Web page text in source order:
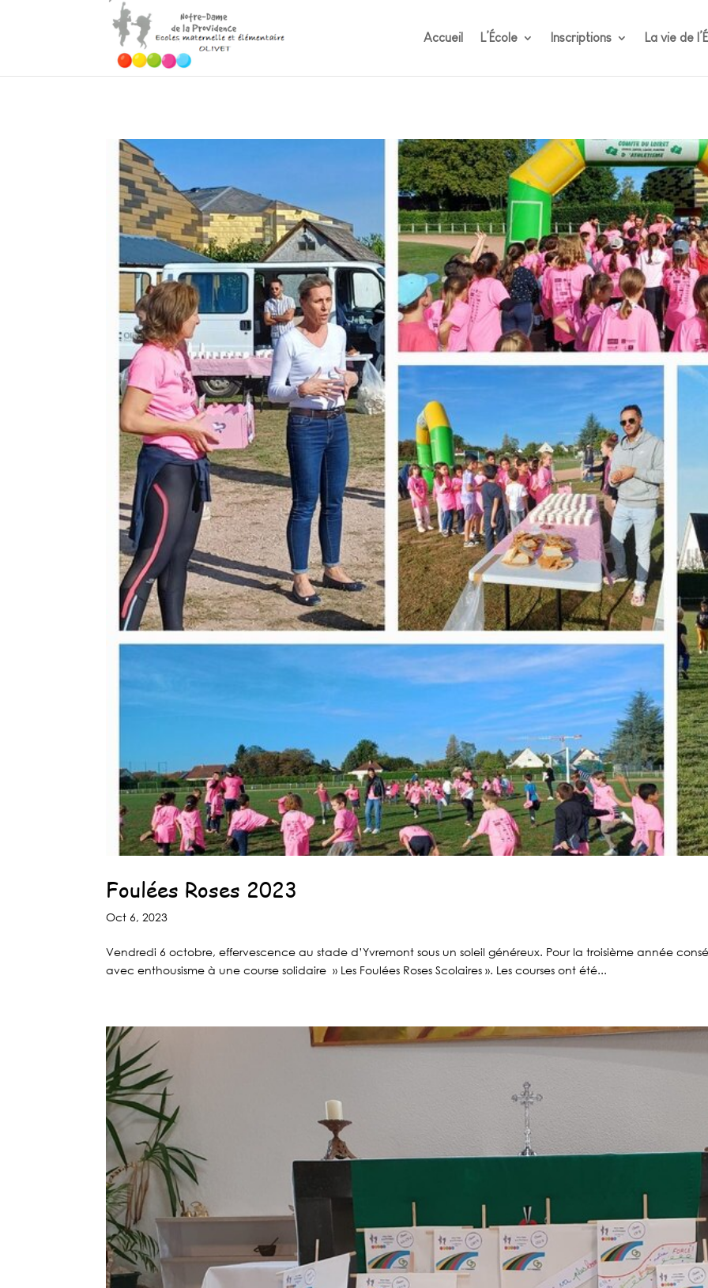
Accueil L’École Inscriptions La vie de
Foulées Roses 2023
Oct 6, 2023
Vendredi 6 octobre, effervescence au stade d’Yvremont sous un soleil généreux. Pour la troisième année
avec enthousisme à une course solidaire » Les Foulées Roses Scolaires ». Les courses ont été...